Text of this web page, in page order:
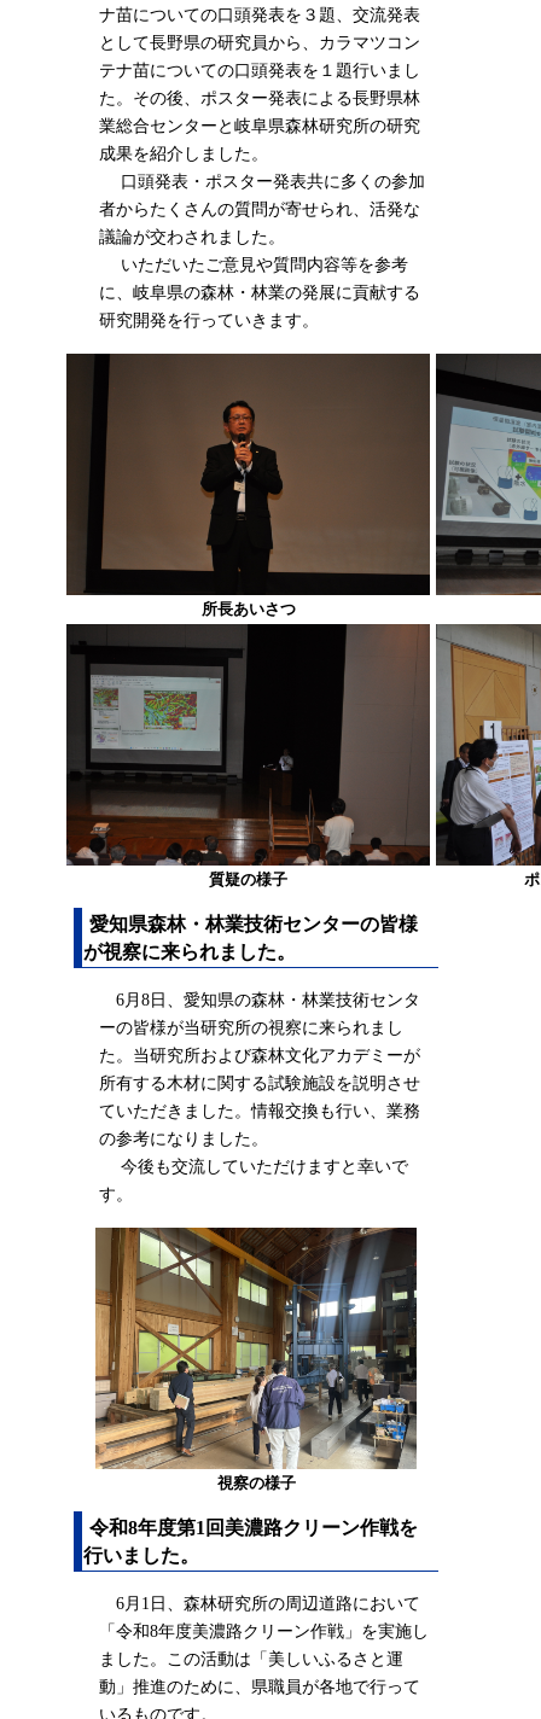
ナ苗についての口頭発表を３題、交流発表
として長野県の研究員から、カラマツコン
テナ苗についての口頭発表を１題行いまし
た。その後、ポスター発表による長野県林
業総合センターと岐阜県森林研究所の研究
成果を紹介しました。
口頭発表・ポスター発表共に多くの参加
者からたくさんの質問が寄せられ、活発な
議論が交わされました。
いただいたご意見や質問内容等を参考
に、岐阜県の森林・林業の発展に貢献する
研究開発を行っていきます。
所長あいさつ
質疑の様子
愛知県森林・林業技術センターの皆様
が視察に来られました。
6月8日、愛知県の森林・林業技術センタ
ーの皆様が当研究所の視察に来られまし
た。当研究所および森林文化アカデミーが
所有する木材に関する試験施設を説明させ
ていただきました。情報交換も行い、業務
の参考になりました。
今後も交流していただけますと幸いで
す。
視察の様子
令和8年度第1回美濃路クリーン作戦を
行いました。
6月1日、森林研究所の周辺道路において
「令和8年度美濃路クリーン作戦」を実施し
ました。この活動は「美しいふるさと運
動」推進のために、県職員が各地で行って
いるものです。